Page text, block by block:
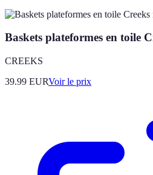
Baskets plateformes en toile
CREEKS
39.99 EURVoir le prix